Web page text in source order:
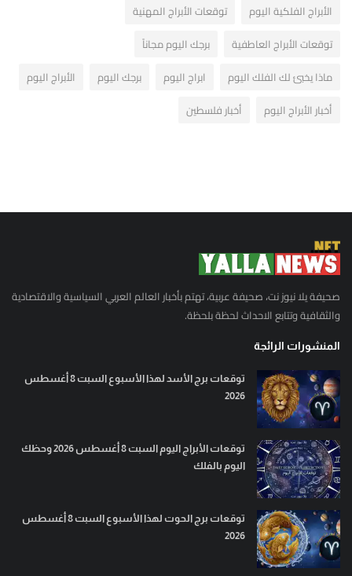
الأبراج الفلكية اليوم
توقعات الأبراج المهنية
توقعات الأبراج العاطفية
برجك اليوم مجاناً
ماذا يخبئ لك الفلك اليوم
ابراج اليوم برجك اليوم
الأبراج اليوم
أخبار الأبراج اليوم
أخبار فلسطين
صحيفة يلا نيوز نت، صحيفة عربية، تهتم بأخبار العالم العربي السياسية والاقتصادية
والثقافية وتتابع الاحداث لحظة بلحظة.
المنشورات الرائجة
توقعات برج الأسد لهذا الأسبوع السبت 8 أغسطس
2026
توقعات الأبراج اليوم السبت 8 أغسطس 2026 وحظك
اليوم بالفلك
توقعات برج الحوت لهذا الأسبوع السبت 8 أغسطس
2026